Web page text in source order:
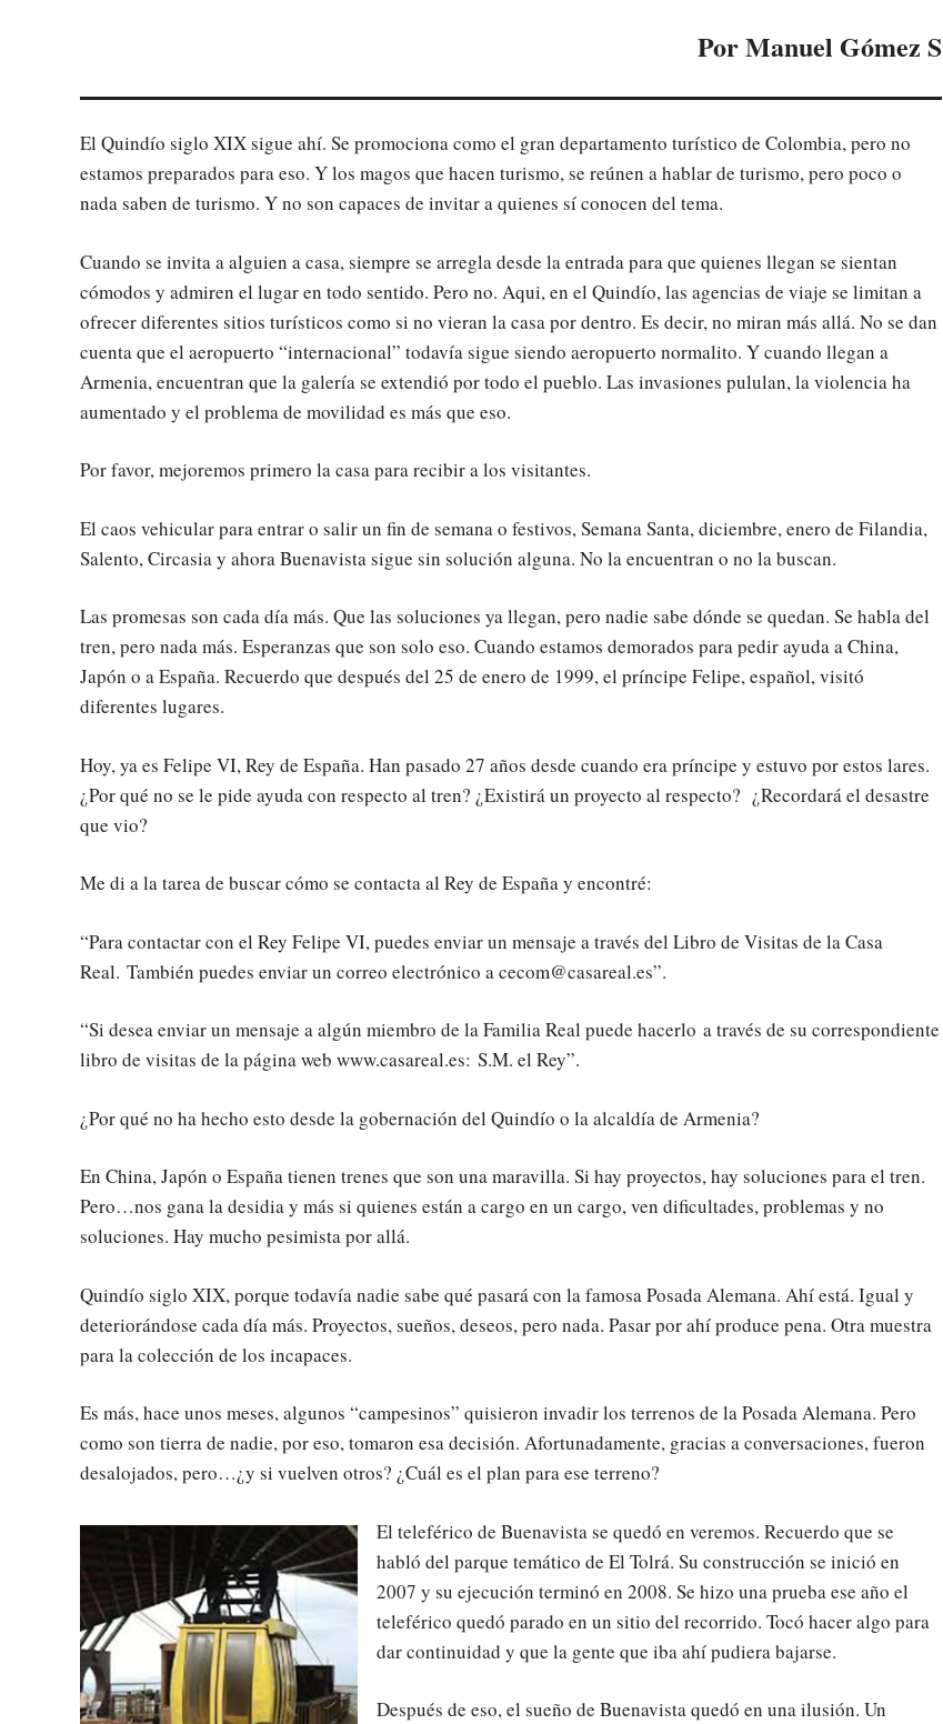
Por Manuel Gómez S
El Quindío siglo XIX sigue ahí. Se promociona como el gran departamento turístico de Colombia, pero no
estamos preparados para eso. Y los magos que hacen turismo, se reúnen a hablar de turismo, pero poco o
nada saben de turismo. Y no son capaces de invitar a quienes sí conocen del tema.
Cuando se invita a alguien a casa, siempre se arregla desde la entrada para que quienes llegan se sientan
cómodos y admiren el lugar en todo sentido. Pero no. Aqui, en el Quindío, las agencias de viaje se limitan a
ofrecer diferentes sitios turísticos como si no vieran la casa por dentro. Es decir, no miran más allá. No se dan
cuenta que el aeropuerto “internacional” todavía sigue siendo aeropuerto normalito. Y cuando llegan a
Armenia, encuentran que la galería se extendió por todo el pueblo. Las invasiones pululan, la violencia ha
aumentado y el problema de movilidad es más que eso.
Por favor, mejoremos primero la casa para recibir a los visitantes.
El caos vehicular para entrar o salir un fin de semana o festivos, Semana Santa, diciembre, enero de Filandia,
Salento, Circasia y ahora Buenavista sigue sin solución alguna. No la encuentran o no la buscan.
Las promesas son cada día más. Que las soluciones ya llegan, pero nadie sabe dónde se quedan. Se habla del
tren, pero nada más. Esperanzas que son solo eso. Cuando estamos demorados para pedir ayuda a China,
Japón o a España. Recuerdo que después del 25 de enero de 1999, el príncipe Felipe, español, visitó
diferentes lugares.
Hoy, ya es Felipe VI, Rey de España. Han pasado 27 años desde cuando era príncipe y estuvo por estos lares.
¿Por qué no se le pide ayuda con respecto al tren? ¿Existirá un proyecto al respecto? ¿Recordará el desastre
que vio?
Me di a la tarea de buscar cómo se contacta al Rey de España y encontré:
“Para contactar con el Rey Felipe VI, puedes enviar un mensaje a través del Libro de Visitas de la Casa
Real. También puedes enviar un correo electrónico a cecom@casareal.es”.
“Si desea enviar un mensaje a algún miembro de la Familia Real puede hacerlo a través de su correspondiente
libro de visitas de la página web www.casareal.es: S.M. el Rey”.
¿Por qué no ha hecho esto desde la gobernación del Quindío o la alcaldía de Armenia?
En China, Japón o España tienen trenes que son una maravilla. Si hay proyectos, hay soluciones para el tren.
Pero…nos gana la desidia y más si quienes están a cargo en un cargo, ven dificultades, problemas y no
soluciones. Hay mucho pesimista por allá.
Quindío siglo XIX, porque todavía nadie sabe qué pasará con la famosa Posada Alemana. Ahí está. Igual y
deteriorándose cada día más. Proyectos, sueños, deseos, pero nada. Pasar por ahí produce pena. Otra muestra
para la colección de los incapaces.
Es más, hace unos meses, algunos “campesinos” quisieron invadir los terrenos de la Posada Alemana. Pero
como son tierra de nadie, por eso, tomaron esa decisión. Afortunadamente, gracias a conversaciones, fueron
desalojados, pero…¿y si vuelven otros? ¿Cuál es el plan para ese terreno?
El teleférico de Buenavista se quedó en veremos. Recuerdo que se
habló del parque temático de El Tolrá. Su construcción se inició en
2007 y su ejecución terminó en 2008. Se hizo una prueba ese año el
teleférico quedó parado en un sitio del recorrido. Tocó hacer algo para
dar continuidad y que la gente que iba ahí pudiera bajarse.
Después de eso, el sueño de Buenavista quedó en una ilusión. Un